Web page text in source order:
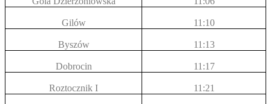
Gilów 11:10
Byszów 11:13
Dobrocin 11:17
Roztocznik I 11:21